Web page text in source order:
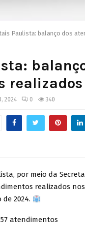
Paulista: balanço dos
2024 0 340
por meio da
realizados
de 2024.
atendimentos